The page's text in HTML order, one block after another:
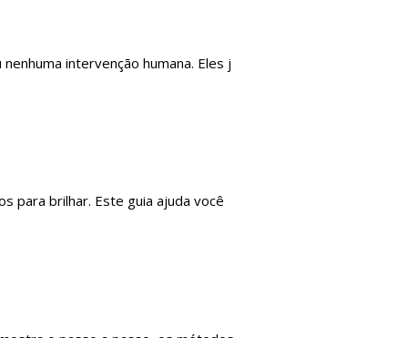
intervenção humana. Eles j
para brilhar. Este guia ajuda você